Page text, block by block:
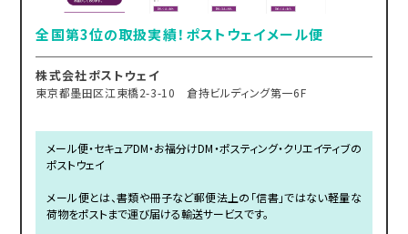
全国第3位の取扱実績！ポストウェイメール便
株式会社ポストウェイ
東京都墨田区江東橋2-3-10 倉持ビルディング第一6F
メール便・セキュアDM・お福分けDM・ポスティング・クリエイティブの
ポストウェイ
メール便とは、書類や冊子など郵便法上の「信書」ではない軽量な
荷物をポストまで運び届ける輸送サービスです。